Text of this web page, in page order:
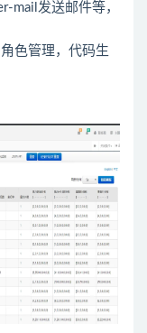
mail发送邮件等，
色管理，代码生